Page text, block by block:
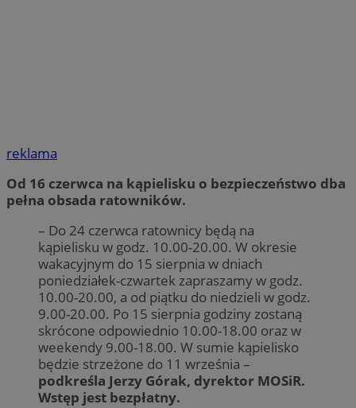
reklama
Od 16 czerwca na kąpielisku o bezpieczeństwo dba
pełna obsada ratowników.
– Do 24 czerwca ratownicy będą na
kąpielisku w godz. 10.00-20.00. W okresie
wakacyjnym do 15 sierpnia w dniach
poniedziałek-czwartek zapraszamy w godz.
10.00-20.00, a od piątku do niedzieli w godz.
9.00-20.00. Po 15 sierpnia godziny zostaną
skrócone odpowiednio 10.00-18.00 oraz w
weekendy 9.00-18.00. W sumie kąpielisko
będzie strzeżone do 11 września –
podkreśla Jerzy Górak, dyrektor MOSiR.
Wstęp jest bezpłatny.